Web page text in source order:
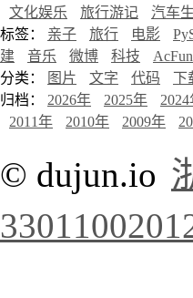
文化娱乐
旅行游记 汽车
标签： 亲子 旅行 电影
建
音乐 微博 科技 AcFun
分类：
图片 文字 代码 下
归档： 2026年 2025年
2011年
2010年 2009年
© dujun.io